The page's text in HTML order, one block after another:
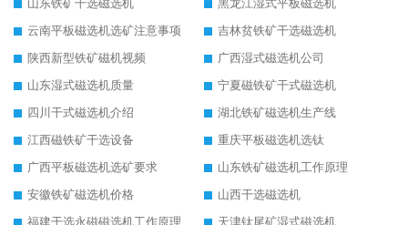
山东铁矿干选磁选机
黑龙江湿式平板磁选机
云南平板磁选机选矿注意事项
吉林贫铁矿干选磁选机
陕西新型铁矿磁机视频
广西湿式磁选机公司
山东湿式磁选机质量
宁夏磁铁矿干式磁选机
四川干式磁选机介绍
湖北铁矿磁选机生产线
江西磁铁矿干选设备
重庆平板磁选机选钛
广西平板磁选机选矿要求
山东铁矿磁选机工作原理
安徽铁矿磁选机价格
山西干选磁选机
福建干选永磁磁选机工作原理
天津钛尾矿湿式磁选机